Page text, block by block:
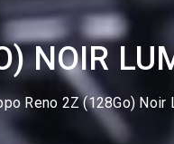
NOIR
Reno 2Z (128Go) Noir